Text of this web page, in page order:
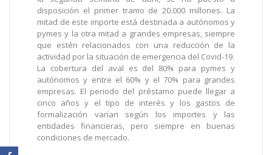
disposición el primer tramo de 20.000 millones. La
mitad de este importe está destinada a autónomos y
pymes y la otra mitad a grandes empresas, siempre
que estén relacionados con una reducción de la
actividad por la situación de emergencia del Covid-19.
La cobertura del aval es del 80% para pymes y
autónomos y entre el 60% y el 70% para grandes
empresas. El periodo del préstamo puede llegar a
cinco años y el tipo de interés y los gastos de
formalización varían según los importes y las
entidades financieras, pero siempre en buenas
condiciones de mercado.